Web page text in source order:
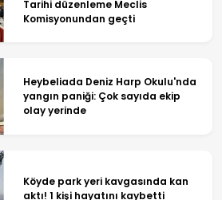
Tarihi düzenleme Meclis
Komisyonundan geçti
Heybeliada Deniz Harp Okulu'nda
yangın paniği: Çok sayıda ekip
olay yerinde
Köyde park yeri kavgasında kan
aktı! 1 kişi hayatını kaybetti